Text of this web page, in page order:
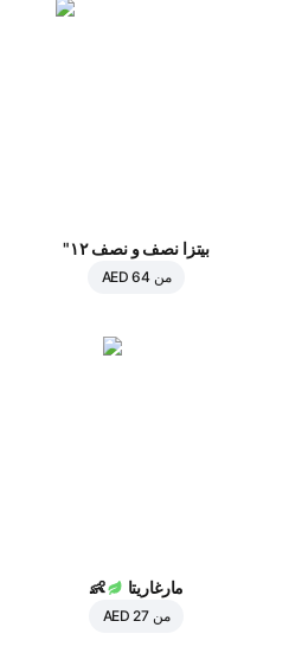
بيتزا نصف و نصف ١٢"
منAED 64
مارغاريتا 👶
منAED 27